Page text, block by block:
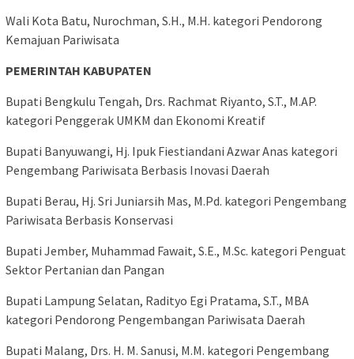
Wali Kota Batu, Nurochman, S.H., M.H. kategori Pendorong
Kemajuan Pariwisata
PEMERINTAH KABUPATEN
Bupati Bengkulu Tengah, Drs. Rachmat Riyanto, S.T., M.AP.
kategori Penggerak UMKM dan Ekonomi Kreatif
Bupati Banyuwangi, Hj. Ipuk Fiestiandani Azwar Anas kategori
Pengembang Pariwisata Berbasis Inovasi Daerah
Bupati Berau, Hj. Sri Juniarsih Mas, M.Pd. kategori Pengembang
Pariwisata Berbasis Konservasi
Bupati Jember, Muhammad Fawait, S.E., M.Sc. kategori Penguat
Sektor Pertanian dan Pangan
Bupati Lampung Selatan, Radityo Egi Pratama, S.T., MBA
kategori Pendorong Pengembangan Pariwisata Daerah
Bupati Malang, Drs. H. M. Sanusi, M.M. kategori Pengembang